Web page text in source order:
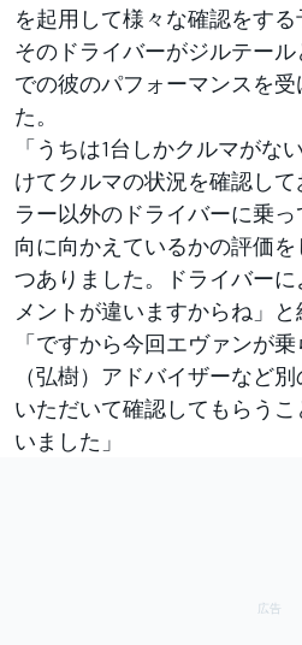
を起用して様々な確認をする
そのドライバーがジルテー
での彼のパフォーマンスを
た。
「うちは1台しかクルマがな
けてクルマの状況を確認し
ラー以外のドライバーに乗
向に向かえているかの評価
つありました。ドライバー
メントが違いますからね」と
「ですから今回エヴァンが
（弘樹）アドバイザーなど
いただいて確認してもらう
いました」